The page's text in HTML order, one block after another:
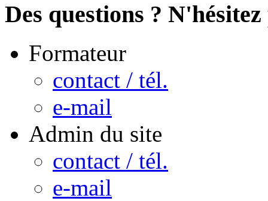
Des questions ?
Formateur
contact / tél.
e-mail
Admin du site
contact / tél.
e-mail